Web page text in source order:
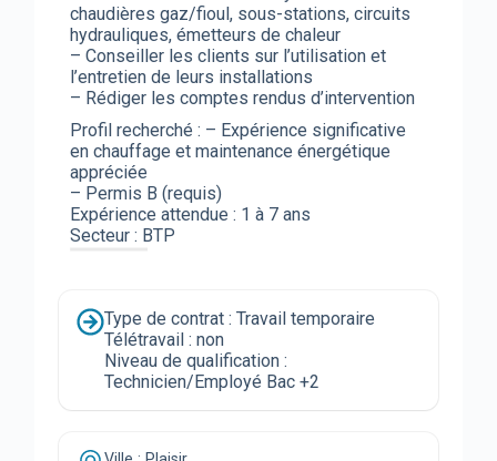
chaudières gaz/fioul, sous-stations, circuits
hydrauliques, émetteurs de chaleur
– Conseiller les clients sur l’utilisation et
l’entretien de leurs installations
– Rédiger les comptes rendus d’intervention
Profil recherché : – Expérience significative
en chauffage et maintenance énergétique
appréciée
– Permis B (requis)
Expérience attendue : 1 à 7 ans
Secteur : BTP
Type de contrat : Travail temporaire
Télétravail : non
Niveau de qualification :
Technicien/Employé Bac +2